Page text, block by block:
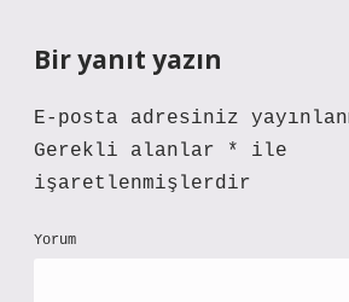
Bir yanıt yazın
E-posta adresiniz
Gerekli alanlar
*
ile
işaretlenmişlerdir
Yorum